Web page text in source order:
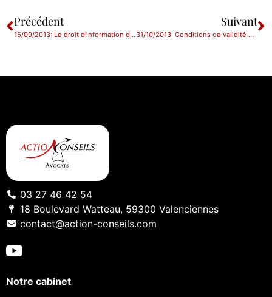
Précédent
15/09/2013: Le droit d’information des cautions
Suivant
31/10/2013: Conditions de validité d’un acte de cautionnement
03 27 46 42 54
18 Boulevard Watteau, 59300 Valenciennes
contact@action-conseils.com
Notre cabinet